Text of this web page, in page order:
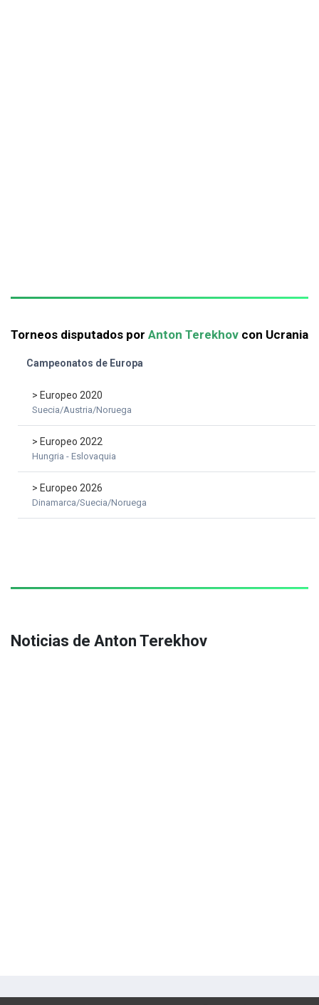
Torneos disputados por Anton Terekhov con Ucrania
Campeonatos de Europa
> Europeo 2020
Suecia/Austria/Noruega
> Europeo 2022
Hungria - Eslovaquia
> Europeo 2026
Dinamarca/Suecia/Noruega
Noticias de Anton Terekhov